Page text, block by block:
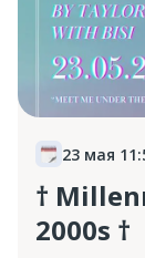
23 мая
†
2000s †